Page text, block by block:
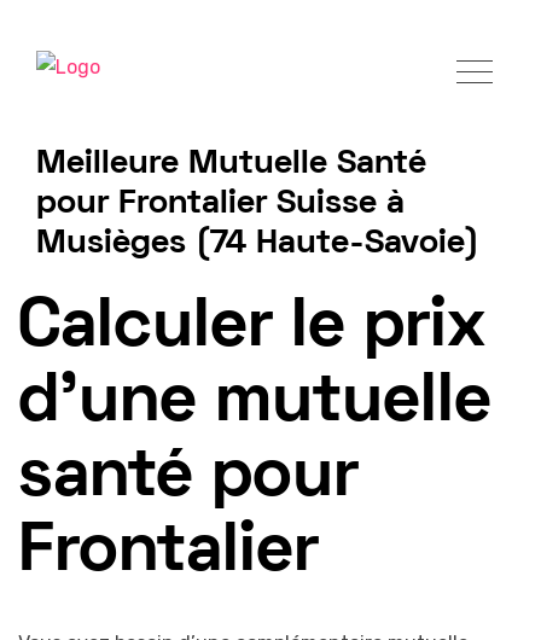
Meilleure Mutuelle Santé
pour Frontalier Suisse à
Musièges (74 Haute-Savoie)
Tarif mutuelle Frontalier 2025
Calculer le prix
d'une mutuelle
santé pour
Frontalier